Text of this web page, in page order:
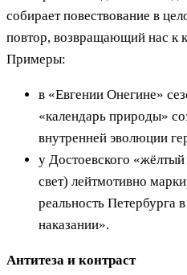
собирает повествование в
повтор, возвращающий нас к
Примеры:
в «Евгении Онегине»
«календарь природы»
внутренней эволюции
у Достоевского
свет) лейтмотивно
реальность Петербурга
наказании».
Антитеза и контраст